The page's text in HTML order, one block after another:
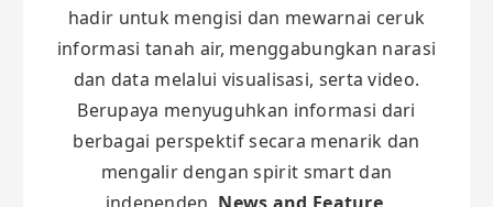
hadir untuk mengisi dan mewarnai ceruk
informasi tanah air, menggabungkan narasi
dan data melalui visualisasi, serta video.
Berupaya menyuguhkan informasi dari
berbagai perspektif secara menarik dan
mengalir dengan spirit smart dan